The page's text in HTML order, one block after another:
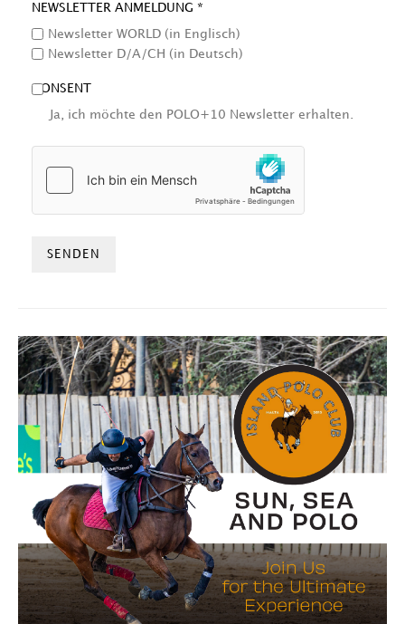
NEWSLETTER ANMELDUNG *
Newsletter WORLD (in Englisch)
Newsletter D/A/CH (in Deutsch)
CONSENT
Ja, ich möchte den POLO+10 Newsletter erhalten.